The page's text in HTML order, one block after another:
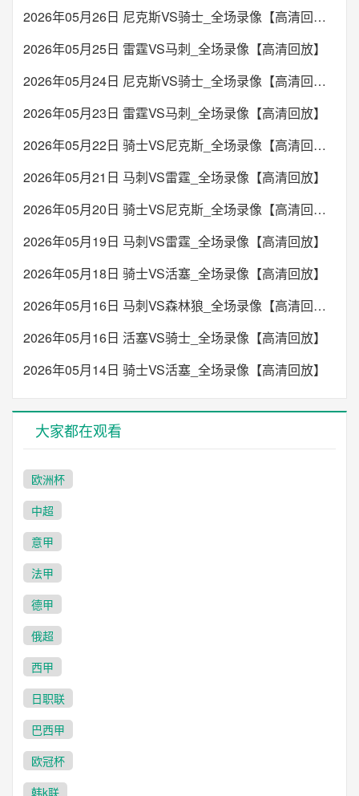
2026年05月26日 尼克斯VS骑士_全场录像【高清回放】
2026年05月25日 雷霆VS马刺_全场录像【高清回放】
2026年05月24日 尼克斯VS骑士_全场录像【高清回放】
2026年05月23日 雷霆VS马刺_全场录像【高清回放】
2026年05月22日 骑士VS尼克斯_全场录像【高清回放】
2026年05月21日 马刺VS雷霆_全场录像【高清回放】
2026年05月20日 骑士VS尼克斯_全场录像【高清回放】
2026年05月19日 马刺VS雷霆_全场录像【高清回放】
2026年05月18日 骑士VS活塞_全场录像【高清回放】
2026年05月16日 马刺VS森林狼_全场录像【高清回放】
2026年05月16日 活塞VS骑士_全场录像【高清回放】
2026年05月14日 骑士VS活塞_全场录像【高清回放】
大家都在观看
欧洲杯
中超
意甲
法甲
德甲
俄超
西甲
日职联
巴西甲
欧冠杯
韩k联